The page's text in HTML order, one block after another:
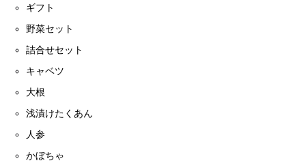
ギフト
野菜セット
詰合せセット
キャベツ
大根
浅漬けたくあん
人参
かぼちゃ